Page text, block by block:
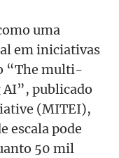
uma
em iniciativas
“The multi-
publicado
(MITEI),
escala pode
50 mil